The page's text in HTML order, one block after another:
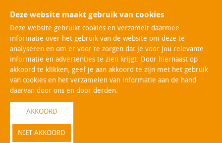
Deze website maakt gebruik van cookies
Deze website gebruikt cookies en verzamelt daarmee
informatie over het gebruik van de website om deze te
analyseren en om er voor te zorgen dat je voor jou relevante
informatie en advertenties te zien krijgt. Door hiernaast op
akkoord te klikken, geef je aan akkoord te zijn met het gebruik
van cookies en het verzamelen van informatie aan de hand
daarvan door ons en door derden.
AKKOORD
NIET AKKOORD